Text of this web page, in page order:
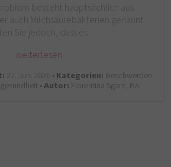
besteht hauptsächlich aus
auch Milchsäurebakterien genannt.
Sie jedoch, dass es…
weiterlesen
22. Juni 2026 •Kategorien: Beschwerden
•Autor: Florentina Sgarz, BA